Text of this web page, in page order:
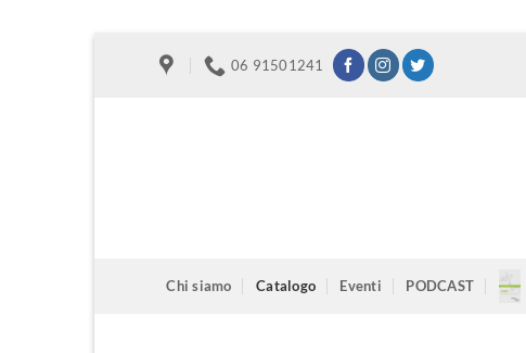
06 91501241
Chi siamo Catalogo Eventi PODCAST